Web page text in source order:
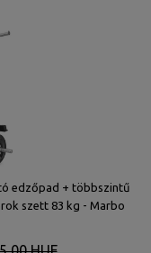
edzőpad + többszintű
szett 83 kg - Marbo